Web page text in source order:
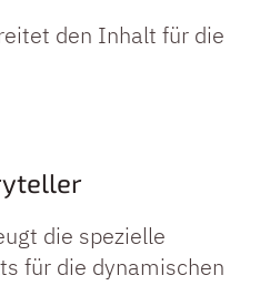
den Inhalt für die
die spezielle
für die dynamischen